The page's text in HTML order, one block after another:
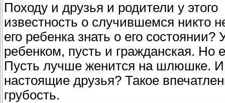
Походу и друзья и родители у
известность о случившемся никто
его ребенка знать о его
ребенком, пусть и гражданская. Но
Пусть лучше женится на шлюшке.
настоящие друзья? Такое
грубость.